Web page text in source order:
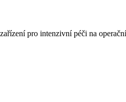
pro intenzivní péči na